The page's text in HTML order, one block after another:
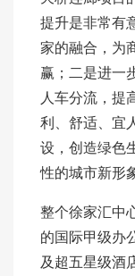
提升是非常有
家的融合，为
赢；二是进一
人车分流，提
利、舒适、宜
设，创造绿色
性的城市新形
整个徐家汇中
的国际甲级办
及超五星级酒